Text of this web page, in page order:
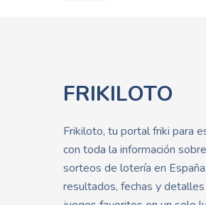
FRIKILOTO
Frikiloto, tu portal friki para
con toda la información
sorteos de lotería en
resultados, fechas y